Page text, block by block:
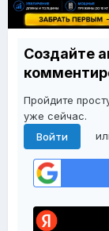
Создайте
Пройдите
уже сейчас.
Войти